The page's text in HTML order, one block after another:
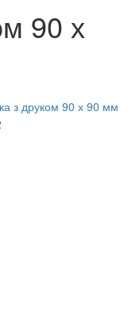
90 х